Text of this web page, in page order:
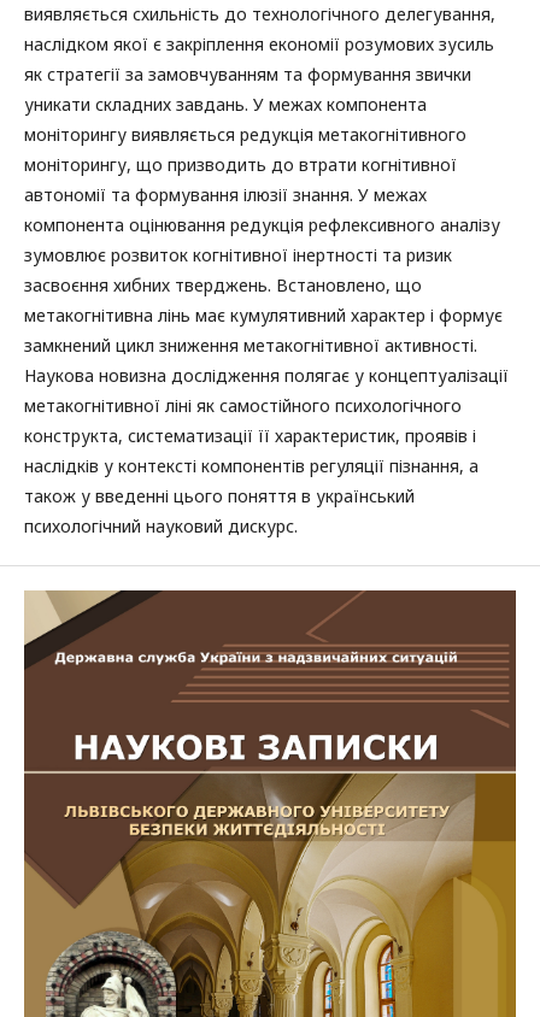
виявляється схильність до технологічного делегування,
наслідком якої є закріплення економії розумових зусиль
як стратегії за замовчуванням та формування звички
уникати складних завдань. У межах компонента
моніторингу виявляється редукція метакогнітивного
моніторингу, що призводить до втрати когнітивної
автономії та формування ілюзії знання. У межах
компонента оцінювання редукція рефлексивного аналізу
зумовлює розвиток когнітивної інертності та ризик
засвоєння хибних тверджень. Встановлено, що
метакогнітивна лінь має кумулятивний характер і формує
замкнений цикл зниження метакогнітивної активності.
Наукова новизна дослідження полягає у концептуалізації
метакогнітивної ліні як самостійного психологічного
конструкта, систематизації її характеристик, проявів і
наслідків у контексті компонентів регуляції пізнання, а
також у введенні цього поняття в український
психологічний науковий дискурс.